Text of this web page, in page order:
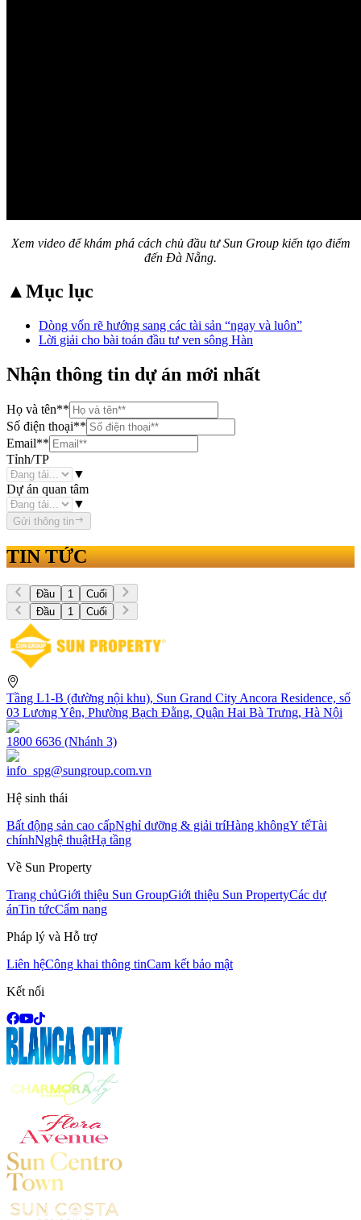
Xem video để khám phá cách chủ đầu tư Sun Group kiến tạo điểm
đến Đà Nẵng.
▲Mục lục
Dòng vốn rẽ hướng sang các tài sản “ngay và luôn”
Lời giải cho bài toán đầu tư ven sông Hàn
Nhận thông tin dự án mới nhất
Họ và tên**
Số điện thoại**
Email**
Tỉnh/TP
▼
Dự án quan tâm
▼
Gửi thông tin
TIN TỨC
Đầu 1
Cuối
Đầu
1 Cuối
Tầng L1-B (đường nội khu), Sun Grand City Ancora Residence, số
03 Lương Yên, Phường Bạch Đằng, Quận Hai Bà Trưng, Hà Nội
1800 6636 (Nhánh 3)
info_spg@sungroup.com.vn
Hệ sinh thái
Bất động sản cao cấpNghỉ dưỡng & giải tríHàng khôngY tếTài
chínhNghệ thuậtHạ tầng
Về Sun Property
Trang chủGiới thiệu Sun GroupGiới thiệu Sun PropertyCác dự
ánTin tứcCẩm nang
Pháp lý và Hỗ trợ
Liên hệCông khai thông tinCam kết bảo mật
Kết nối